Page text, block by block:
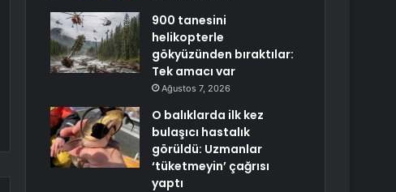
900 tanesini
helikopterle
gökyüzünden bıraktılar:
Tek amacı var
Ağustos 7, 2026
O balıklarda ilk kez
bulaşıcı hastalık
görüldü: Uzmanlar
‘tüketmeyin’ çağrısı
yaptı